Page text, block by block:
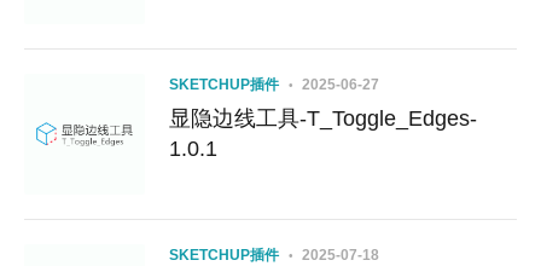
SKETCHUP插件 2025-06-27
显隐边线工具-T_Toggle_Edges-
1.0.1
SKETCHUP插件 2025-07-18